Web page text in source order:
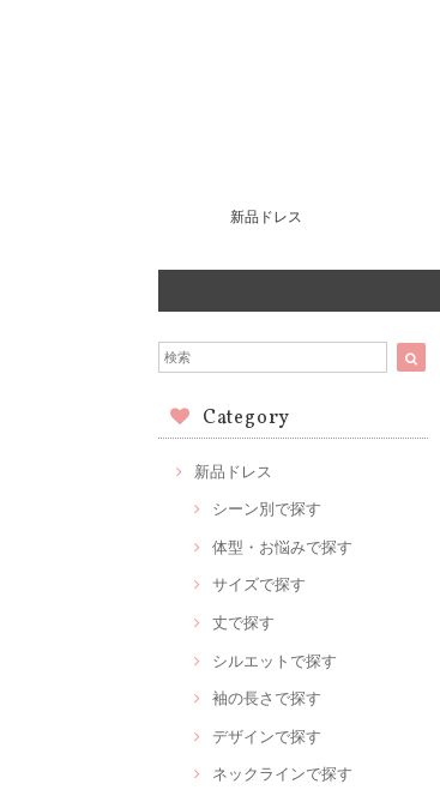
新品ドレス
Category
新品ドレス
シーン別で探す
体型・お悩みで探す
サイズで探す
丈で探す
シルエットで探す
袖の長さで探す
デザインで探す
ネックラインで探す